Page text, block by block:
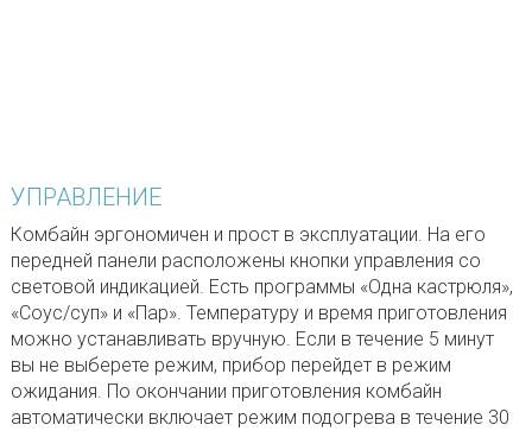
УПРАВЛЕНИЕ
Комбайн эргономичен и прост в эксплуатации. На его
передней панели расположены кнопки управления со
световой индикацией. Есть программы «Одна кастрюля»,
«Соус/суп» и «Пар». Температуру и время приготовления
можно устанавливать вручную. Если в течение 5 минут
вы не выберете режим, прибор перейдет в режим
ожидания. По окончании приготовления комбайн
автоматически включает режим подогрева в течение 30